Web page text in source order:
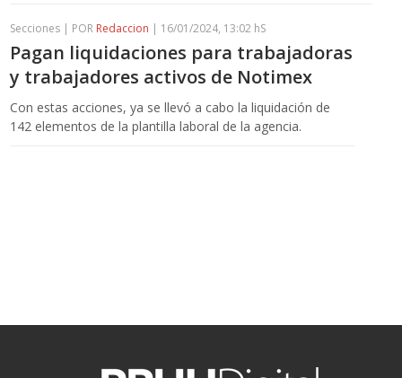
Secciones | POR Redaccion | 16/01/2024, 13:02 hS
Pagan liquidaciones para trabajadoras
y trabajadores activos de Notimex
Con estas acciones, ya se llevó a cabo la liquidación de
142 elementos de la plantilla laboral de la agencia.